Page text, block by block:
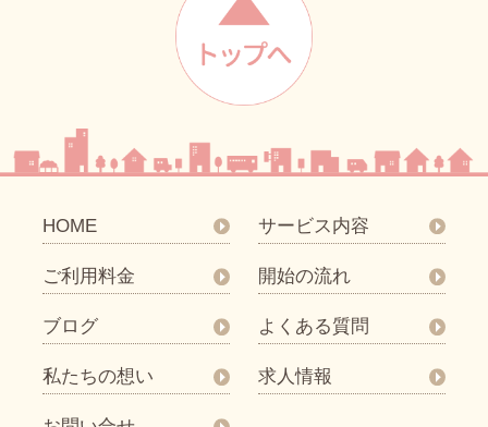
HOME サービス内容
ご利用料金 開始の流れ
ブログ よくある質問
私たちの想い 求人情報